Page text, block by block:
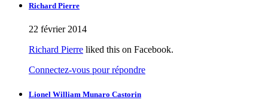
Richard Pierre
22 février 2014
Richard Pierre liked this on Facebook.
Connectez-vous pour répondre
Lionel William Munaro Castorin